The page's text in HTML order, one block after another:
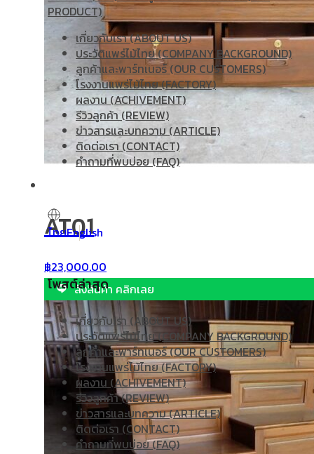
PRODUCT)
เกี่ยวกับเรา (ABOUT US)
ประวัติแพร่ไม้ไทย (COMPANY BACKGROUND)
ลูกค้าและพาร์ทเนอร์ (OUR CUSTOMERS)
โรงงานแพร่ไม้ไทย (FACTORY)
ผลงาน (ACHIVEMENT)
รีวิวลูกค้า (REVIEW)
ข่าวสารและบทความ (ARTICLE)
ติดต่อเรา (CONTACT)
คำถามที่พบบ่อย (FAQ)
English
ไทย
โพสต์ล่าสุด
เกี่ยวกับเรา (ABOUT US)
ประวัติแพร่ไม้ไทย (COMPANY BACKGROUND)
ลูกค้าและพาร์ทเนอร์ (OUR CUSTOMERS)
โรงงานแพร่ไม้ไทย (FACTORY)
ผลงาน (ACHIVEMENT)
รีวิวลูกค้า (REVIEW)
ข่าวสารและบทความ (ARTICLE)
ติดต่อเรา (CONTACT)
คำถามที่พบบ่อย (FAQ)
AT01
฿23,000.00
สั่งสินค้า คลิกเลย